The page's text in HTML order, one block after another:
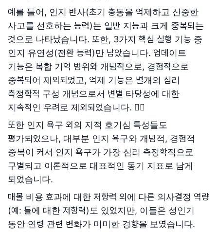
예를 들어, 인지 반사(초기 충동을 억제하고 신중한
사고를 선호하는 능력)는 일반 지능과 크게 중복되는
것으로 나타났습니다. 또한, 3가지 핵심 실행 기능 중
인지 유연성(전환 능력)만 남았습니다. 업데이트
기능은 복합 기억 범위와 개념적으로, 경험적으로
중복되어 제외되었고, 억제 기능은 별개의 심리
측정학적 구성 개념으로서 변별 타당성에 대한
지속적인 우려로 제외되었습니다. 🙅‍♀️
또한 인지 욕구 외의 지적 호기심 특성들도
평가되었으나, 대부분 인지 욕구와 개념적, 경험적
중복이 커서 인지 욕구가 가장 심리 측정학적으로
구별되고 이론적으로 대표적인 동기 지표로 남게
되었습니다.
매몰 비용 효과에 대한 저항력 외에 다른 의사결정 역량
(예: 틀에 대한 저항력)도 있었지만, 이들은 성인기
동안 연령 관련 변화가 미미한 경향을 보였습니다.